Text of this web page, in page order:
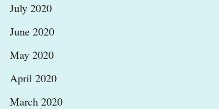
July 2020
June 2020
May 2020
April 2020
March 2020